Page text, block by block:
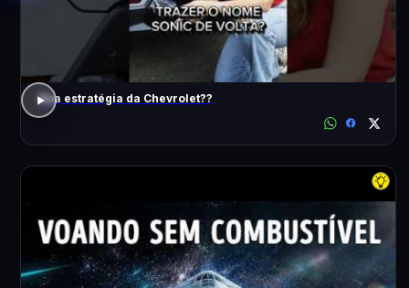
Boa estratégia da Chevrolet??